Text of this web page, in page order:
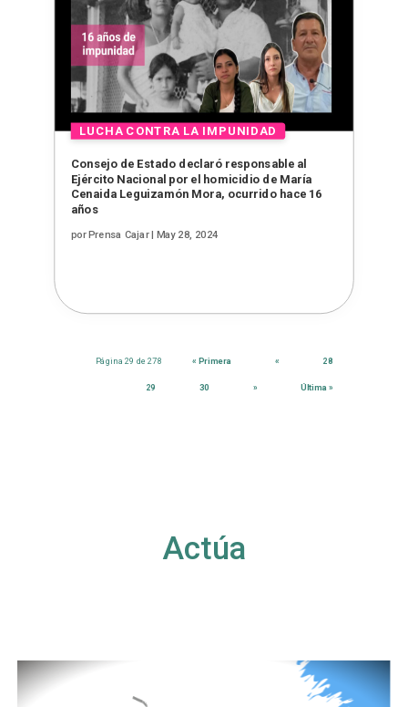
Consejo de Estado declaró responsable al
Ejército Nacional por el homicidio de María
Cenaida Leguizamón Mora, ocurrido hace 16
años
porPrensa Cajar| May 28, 2024
Página 29 de 278 « Primera « 28
29 30 » Última »
Actúa